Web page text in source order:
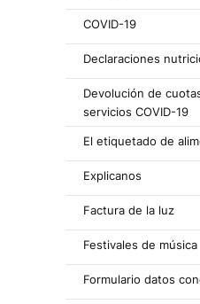
COVID-19
Declaraciones
Devolución de
servicios COVID-19
El etiquetado de
Explicanos
Factura de la luz
Festivales de música
Formulario datos